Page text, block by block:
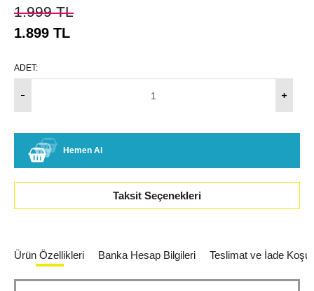
1.999TL
1.899 TL
ADET:
Hemen Al
Taksit Seçenekleri
Ürün Özellikleri Banka Hesap Bilgileri Teslimat ve İade